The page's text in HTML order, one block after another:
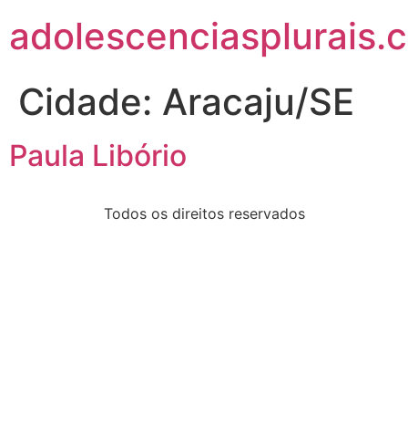
Cidade: Aracaju/SE
Paula Libório
Todos os direitos reservados